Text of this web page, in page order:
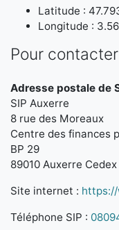
Latitude :
Longitude :
Pour
Adresse postale de
SIP Auxerre
8 rue des Moreaux
Centre des finances
BP 29
89010 Auxerre Cedex
Site internet : https://
Téléphone SIP :